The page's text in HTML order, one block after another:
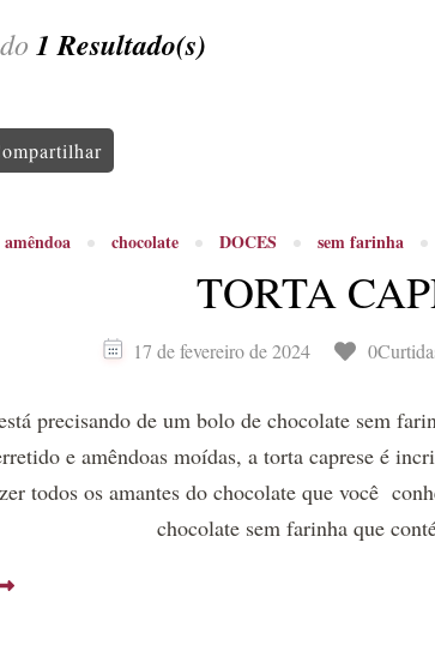
1 Resultado(s)
amêndoa chocolate DOCES sem farinha
TORTA
17 de fevereiro de 2024
precisando de um bolo de chocolate sem
e amêndoas moídas, a torta caprese é
todos os amantes do chocolate que você
chocolate sem farinha que